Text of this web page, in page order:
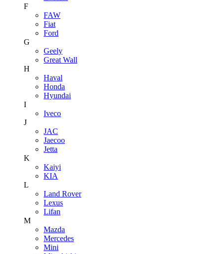
F
FAW
Fiat
Ford
G
Geely
Great Wall
H
Haval
Honda
Hyundai
I
Iveco
J
JAC
Jaecoo
Jetta
K
Kaiyi
KIA
L
Land Rover
Lexus
Lifan
M
Mazda
Mercedes
Mini